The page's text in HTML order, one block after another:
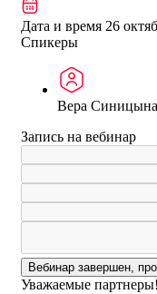
Дата и время 26
Спикеры
Вера Синицына
Запись на вебинар
Вебинар завершен,
Уважаемые партнеры!